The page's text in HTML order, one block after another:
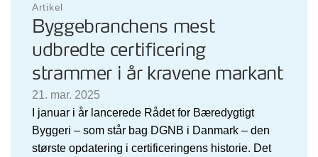
Artikel
Byggebranchens mest
udbredte certificering
strammer i år kravene markant
21. mar. 2025
I januar i år lancerede Rådet for Bæredygtigt
Byggeri – som står bag DGNB i Danmark – den
største opdatering i certificeringens historie. Det